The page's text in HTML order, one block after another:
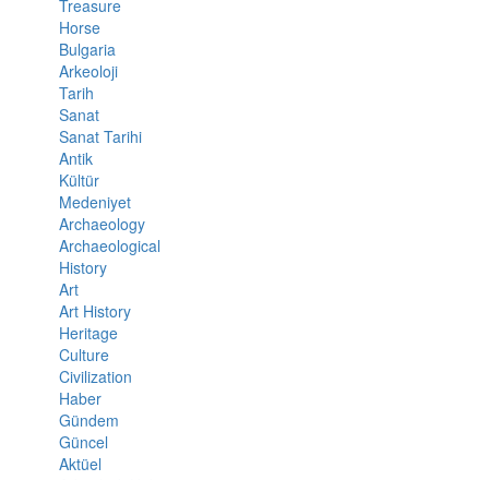
Treasure
Horse
Bulgaria
Arkeoloji
Tarih
Sanat
Sanat Tarihi
Antik
Kültür
Medeniyet
Archaeology
Archaeological
History
Art
Art History
Heritage
Culture
Civilization
Haber
Gündem
Güncel
Aktüel